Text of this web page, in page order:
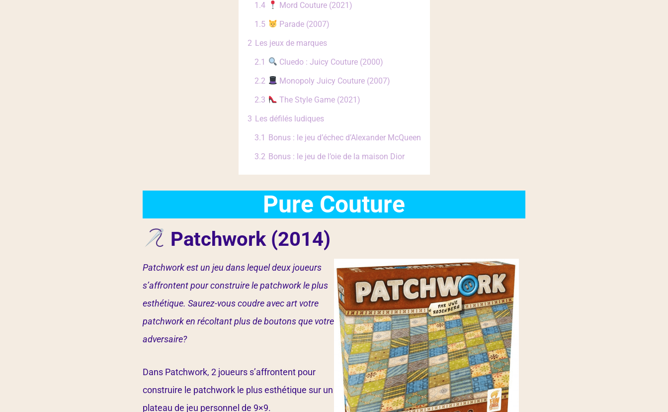
1.4
Mord Couture (2021)
1.5
Parade (2007)
2 Les jeux de marques
2.1
Cluedo : Juicy Couture (2000)
2.2
Monopoly Juicy Couture (2007)
2.3
The Style Game (2021)
3 Les défilés ludiques
3.1 Bonus : le jeu d’échec d’Alexander McQueen
3.2 Bonus : le jeu de l’oie de la maison Dior
Pure Couture
Patchwork (2014)
Patchwork est un jeu dans lequel deux joueurs
s’affrontent pour construire le patchwork le plus
esthétique. Saurez-vous coudre avec art votre
patchwork en récoltant plus de boutons que votre
adversaire?
Dans Patchwork, 2 joueurs s’affrontent pour
construire le patchwork le plus esthétique sur un
plateau de jeu personnel de 9×9.